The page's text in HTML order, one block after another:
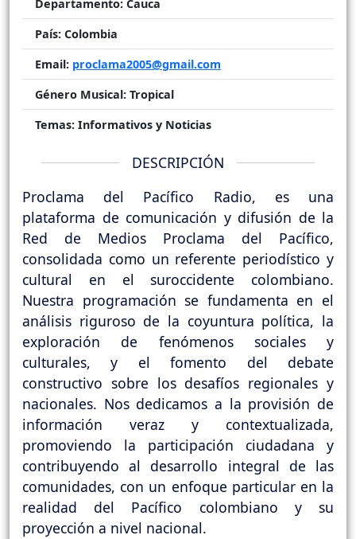
Departamento: Cauca
País: Colombia
Email: proclama2005@gmail.com
Género Musical: Tropical
Temas: Informativos y Noticias
DESCRIPCIÓN
Proclama del Pacífico Radio, es una
plataforma de comunicación y difusión de la
Red de Medios Proclama del Pacífico,
consolidada como un referente periodístico y
cultural en el suroccidente colombiano.
Nuestra programación se fundamenta en el
análisis riguroso de la coyuntura política, la
exploración de fenómenos sociales y
culturales, y el fomento del debate
constructivo sobre los desafíos regionales y
nacionales. Nos dedicamos a la provisión de
información veraz y contextualizada,
promoviendo la participación ciudadana y
contribuyendo al desarrollo integral de las
comunidades, con un enfoque particular en la
realidad del Pacífico colombiano y su
proyección a nivel nacional.